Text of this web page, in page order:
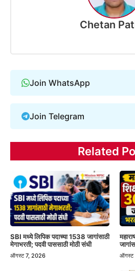
Chetan
Join WhatsApp
Join Telegram
Related
SBI मध्ये लिपिक पदाच्या 1538 जागांसाठी
मेगाभरती; पदवी पाससाठी मोठी संधी
ऑगस्ट 7, 2026 ऑगस्ट